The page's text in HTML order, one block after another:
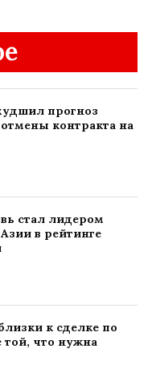
прогноз
контракта на
стал лидером
в рейтинге
к сделке по
что нужна